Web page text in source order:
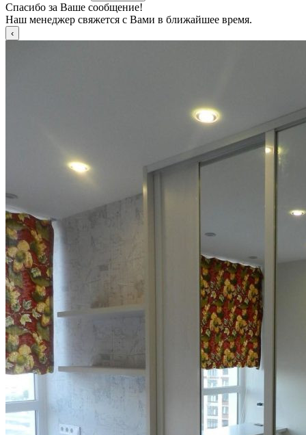
Спасибо за Ваше сообщение!
Наш менеджер свяжется с Вами в ближайшее время.